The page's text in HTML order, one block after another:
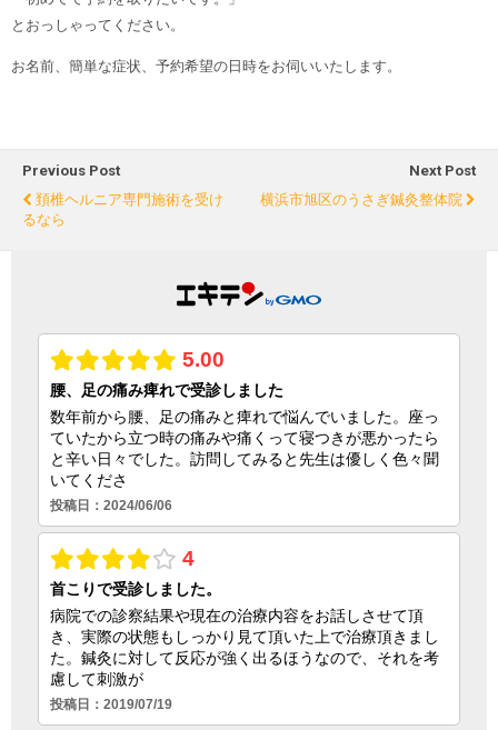
とおっしゃってください。
お名前、簡単な症状、予約希望の日時をお伺いいたします。
Previous Post
頚椎ヘルニア専門施術を受け
るなら
Next Post
横浜市旭区のうさぎ鍼灸整体院